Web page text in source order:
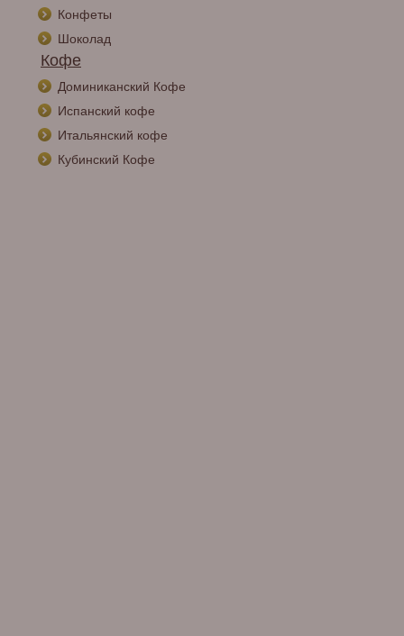
Конфеты
Шоколад
Кофе
Доминиканский Кофе
Испанский кофе
Итальянский кофе
Кубинский Кофе